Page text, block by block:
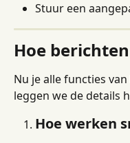
Stuur een
Hoe
Nu je alle functies
leggen we de details
Hoe werken